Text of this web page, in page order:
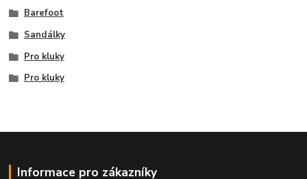
Barefoot
Sandálky
Pro kluky
Pro kluky
Informace pro zákazníky